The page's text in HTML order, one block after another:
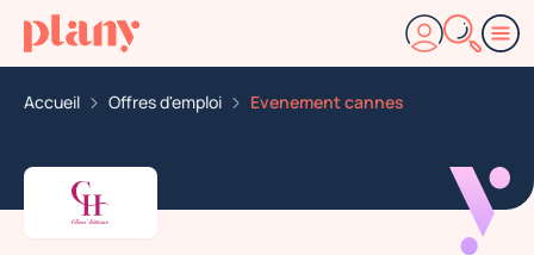
Accueil Offres d'emploi Evenement cannes